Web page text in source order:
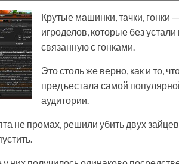
Крутые машинки, тачки, гонки
игроделов, которые без устали
связанную с гонками.
Это столь же верно, как и то,
предъестала самой
аудитории.
не промах, решили убить двух